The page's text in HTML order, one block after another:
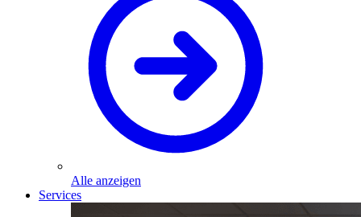
Alle anzeigen
Services